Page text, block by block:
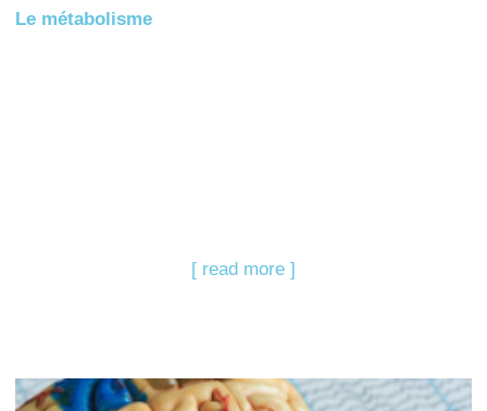
Le métabolisme
[ read more ]